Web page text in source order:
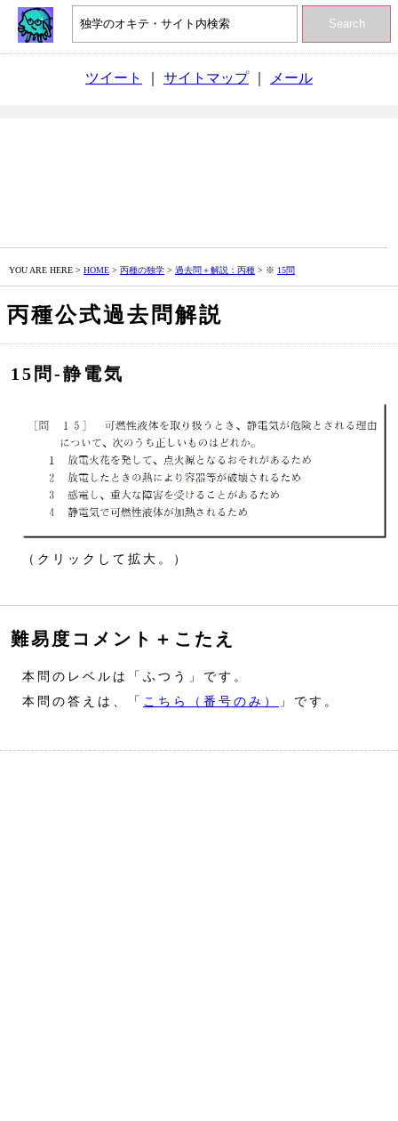
Search
ツイート サイトマップ｜ メール
YOU ARE HERE > HOME > 丙種の独学 > 過去問＋解説：丙種 > ※ 15問
丙種公式過去問解説
15問‐静電気
（クリックして拡大。）
難易度コメント＋こたえ
本問のレベルは「ふつう」です。
本問の答えは、「 こちら（番号のみ） 」です。